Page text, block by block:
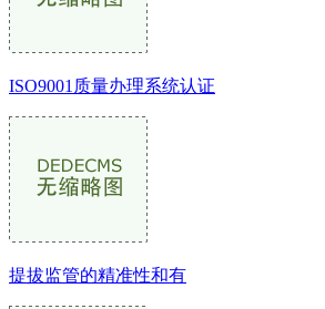
ISO9001质量办理系统认证
提拔监管的精准性和有